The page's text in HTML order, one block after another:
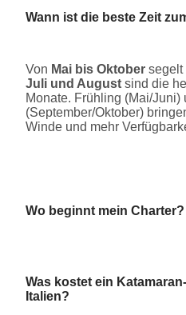
Wann ist die beste Zeit
Von Mai bis Oktober segelt
Juli und August sind die
Monate. Frühling (Mai/Juni)
(September/Oktober)
Winde und mehr
Wo beginnt mein Charter?
Was kostet ein
Italien?